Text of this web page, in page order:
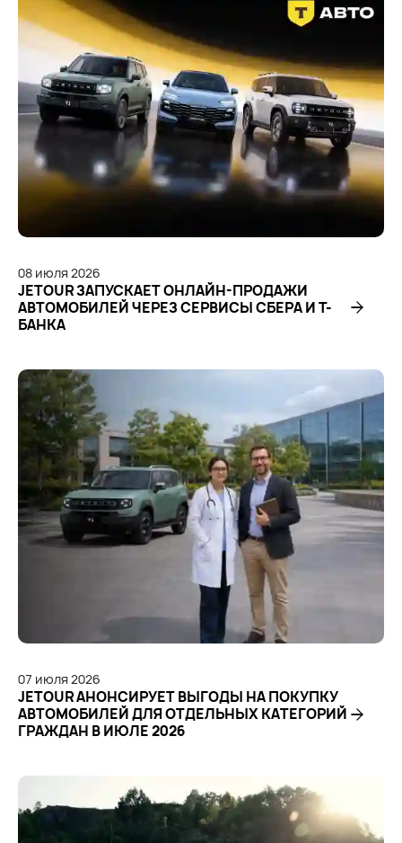
08 июля2026
JETOUR ЗАПУСКАЕТ ОНЛАЙН-ПРОДАЖИ
АВТОМОБИЛЕЙ ЧЕРЕЗ СЕРВИСЫ СБЕРА И Т-
БАНКА
07 июля2026
JETOUR АНОНСИРУЕТ ВЫГОДЫ НА ПОКУПКУ
АВТОМОБИЛЕЙ ДЛЯ ОТДЕЛЬНЫХ КАТЕГОРИЙ
ГРАЖДАН В ИЮЛЕ 2026